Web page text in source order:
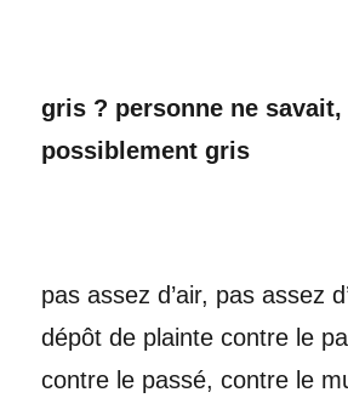
gris ? personne ne savait,
possiblement gris
pas assez d’air, pas assez
dépôt de plainte contre le
contre le passé, contre le